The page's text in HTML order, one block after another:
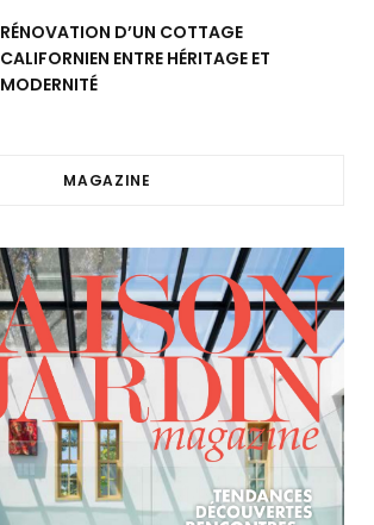
RÉNOVATION D’UN COTTAGE
CALIFORNIEN ENTRE HÉRITAGE ET
MODERNITÉ
MAGAZINE